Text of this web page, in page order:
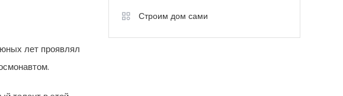
лет проявлял
Строим дом сами